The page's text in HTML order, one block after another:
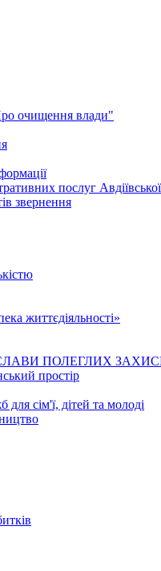
очищення влади"
послуг Авдіївської
звернення
життєдіяльності»
ПОЛЕГЛИХ
простір
сім'ї, дітей та молоді